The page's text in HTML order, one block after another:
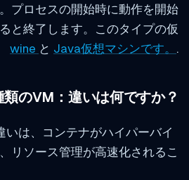
プロセスの開始時に動作を開始
と終了します。このタイプの仮
wine と Java仮想マシンです。 .
のVM：違いは何ですか？
いは、コンテナがハイパーバイ
リソース管理が高速化されるこ